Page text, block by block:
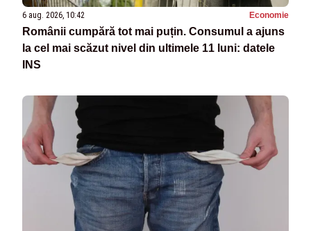
6 aug. 2026, 10:42 Economie
Românii cumpără tot mai puțin. Consumul a ajuns
la cel mai scăzut nivel din ultimele 11 luni: datele
INS